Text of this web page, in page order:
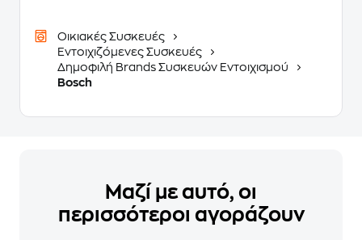
Οικιακές Συσκευές
Εντοιχιζόμενες Συσκευές
Δημοφιλή Brands Συσκευών Εντοιχισμού
Bosch
Μαζί με αυτό, οι
περισσότεροι αγοράζουν